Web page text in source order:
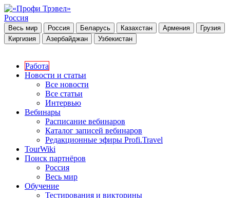
Россия
Весь мир Россия Беларусь Казахстан Армения
Грузия
Киргизия
Азербайджан Узбекистан
Работа
Новости и статьи
Все новости
Все статьи
Интервью
Вебинары
Расписание вебинаров
Каталог записей вебинаров
Редакционные эфиры Profi.Travel
TourWiki
Поиск партнёров
Россия
Весь мир
Обучение
Тестирования и викторины